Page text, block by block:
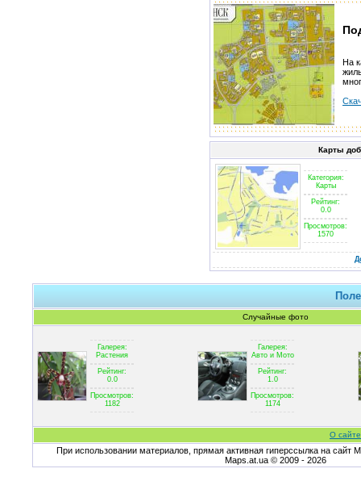
На
Карты
Категория:
Карты
Рейтинг:
0.0
Просмотров:
1570
Случайные фото
Галерея:
Растения
Рейтинг:
0.0
Просмотров:
1182
Галерея:
Авто и Мото
Рейтинг:
1.0
Просмотров:
1174
О
При использовании материалов, прямая активная гиперссылка на сайт
Maps.at.ua © 2009 - 2026